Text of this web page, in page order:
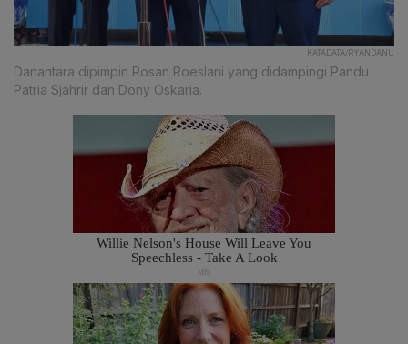
KATADATA/RYANDANU
Danantara dipimpin Rosan Roeslani yang didampingi Pandu
Patria Sjahrir dan Dony Oskaria.